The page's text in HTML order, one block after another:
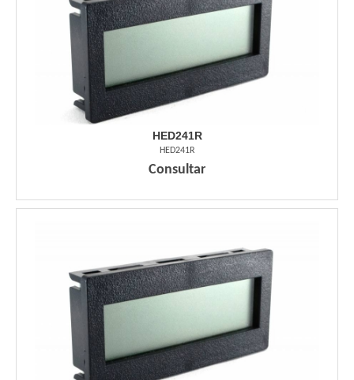
HED241R
HED241R
Consultar